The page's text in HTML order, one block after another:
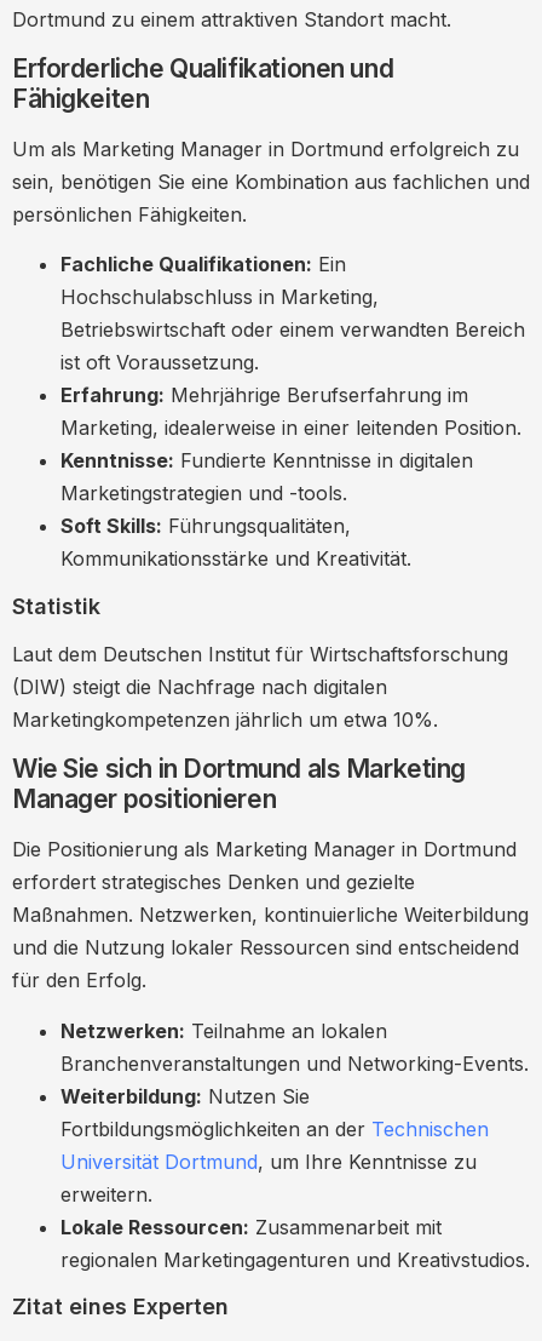
in Dortmund
Starten Sie Ihre Karriere
Dortmund zu einem attraktiven Standort macht.
Erforderliche Qualifikationen und
Fähigkeiten
Um als Marketing Manager in Dortmund erfolgreich zu
sein, benötigen Sie eine Kombination aus fachlichen und
persönlichen Fähigkeiten.
Fachliche Qualifikationen: Ein
Hochschulabschluss in Marketing,
Betriebswirtschaft oder einem verwandten Bereich
ist oft Voraussetzung.
Erfahrung: Mehrjährige Berufserfahrung im
Marketing, idealerweise in einer leitenden Position.
Kenntnisse: Fundierte Kenntnisse in digitalen
Marketingstrategien und -tools.
Soft Skills: Führungsqualitäten,
Kommunikationsstärke und Kreativität.
Statistik
Laut dem Deutschen Institut für Wirtschaftsforschung
(DIW) steigt die Nachfrage nach digitalen
Marketingkompetenzen jährlich um etwa 10%.
Wie Sie sich in Dortmund als Marketing
Manager positionieren
Die Positionierung als Marketing Manager in Dortmund
erfordert strategisches Denken und gezielte
Maßnahmen. Netzwerken, kontinuierliche Weiterbildung
und die Nutzung lokaler Ressourcen sind entscheidend
für den Erfolg.
Netzwerken: Teilnahme an lokalen
Branchenveranstaltungen und Networking-Events.
Weiterbildung: Nutzen Sie
Fortbildungsmöglichkeiten an der Technischen
Universität Dortmund, um Ihre Kenntnisse zu
erweitern.
Lokale Ressourcen: Zusammenarbeit mit
regionalen Marketingagenturen und Kreativstudios.
Zitat eines Experten